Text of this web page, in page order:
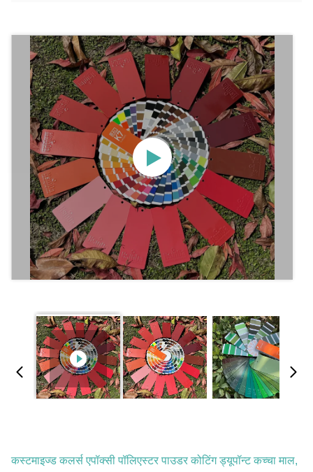
कस्टमाइज्ड कलर्स एपॉक्सी पॉलिएस्टर पाउडर कोटिंग ड्यूपॉन्ट कच्चा माल,